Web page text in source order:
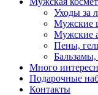
Уходы за
Мужские
Мужские
Пены,
Много
Подарочные
Контакты